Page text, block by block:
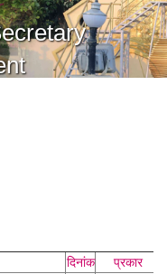
दिनांक प्रकार